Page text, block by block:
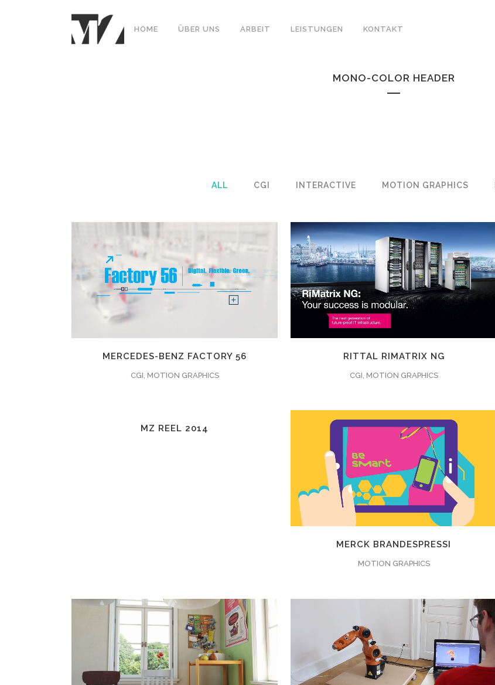
HOME ÜBER UNS ARBEIT LEISTUNGEN KONTAKT
MONO-COLOR HEADER
ALL CGI INTERACTIVE MOTION GRAPHICS
ZOOMEN ANSEHEN 8 LIKES
MERCEDES-BENZ FACTORY 56
CGI, MOTION GRAPHICS
ZOOMEN ANSEHEN 7 LIKES
RITTAL RIMATRIX NG
CGI, MOTION GRAPHICS
MZ REEL 2014
ZOOMEN ANSEHEN LIKES
MERCK BRANDESPRESSI
MOTION GRAPHICS
ZOOMEN ANSEHEN 6LIKES ZOOMEN ANSEHEN 8LIKES